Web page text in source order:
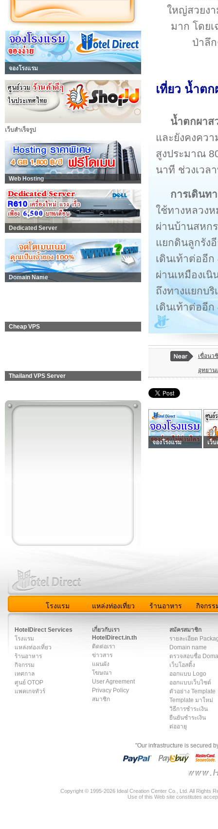
จองโรงแรม
เว็บสำเร็จรูป
Web Hosting
Dedicated Server
Domain Name
Cheap VPS
Thailand VPS Server
ใหญ่สวยง
มาก โดย
ป่าลึ
เที่ยว น้ำต
น้ำตกผาส
และยังคงคว
สูงประมาณ
นาที ช่วงเวล
การเดินท
ใช้ทางหลวง
ผ่านบ้านสหก
แยกดินลูกรัง
เดินเท้าต่ออี
ผ่านเหมืองเ
ถึงทางแยกบ
เดินเท้าต่ออี
เขื่อนว
อุทยาน
จองโรงแรม เว็
โรงแรม แหล่งท่องเที่ยว ร้านอาหาร กิจกรร
HotelDirect Services
โรงแรม
แหล่งท่องเที่ยว
ร้านอาหาร
กิจกรรม
เทศกาล
ศูนย์ OTOP
แพคเกจทัวร์
เกี่ยวกับเรา
HotelDirect.in.th
ติดต่อเรา
ข่าวสาร
แผนผัง
โฆษณา
User Agreement
Privacy Policy
สมาชิก
สมัครสมาชิก
รายละเอียด
Domain name
ตรวจสอบชื่อ
เว็บโฮสติ้ง
ออกแบบ Logo
ออกแบบเว็บไซต์
ตัวอย่าง Template
Template มาใหม่
วิธีการชำระเงิน
ยืนยันชำระเงิน
ต่ออายุ
"Our infrastructure is secured
Copyright © 1995-2026 Ideal Creation Center Co., Ltd. All Rights
Use of this Web site constitutes